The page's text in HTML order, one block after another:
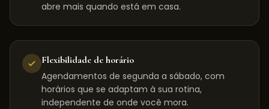
abre mais quando está em casa.
Flexibilidade de horário
Agendamentos de segunda a sábado, com
horários que se adaptam à sua rotina,
independente de onde você mora.